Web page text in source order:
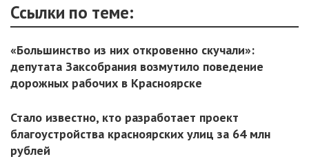
Ссылки по теме:
«Большинство из них откровенно скучали»:
депутата Заксобрания возмутило поведение
дорожных рабочих в Красноярске
Стало известно, кто разработает проект
благоустройства красноярских улиц за 64 млн
рублей